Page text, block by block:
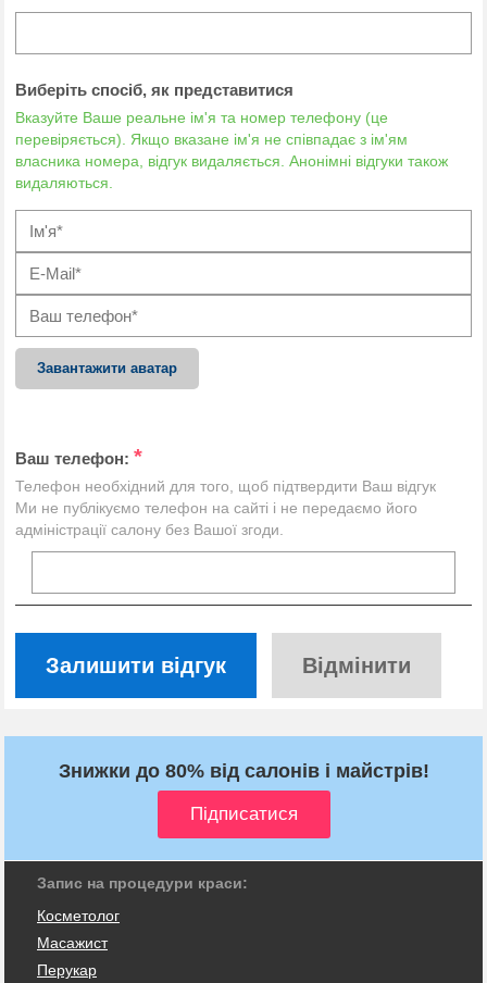
Виберіть спосіб, як представитися
Вказуйте Ваше реальне ім'я та номер телефону (це
перевіряється). Якщо вказане ім'я не співпадає з ім'ям
власника номера, відгук видаляється. Анонімні відгуки також
видаляються.
Завантажити аватар
Ваш телефон: *
Телефон необхідний для того, щоб підтвердити Ваш відгук
Ми не публікуємо телефон на сайті і не передаємо його
адміністрації салону без Вашої згоди.
Залишити відгук Відмінити
Знижки до 80% від салонів і майстрів!
Запис на процедури краси:
Косметолог
Масажист
Перукар